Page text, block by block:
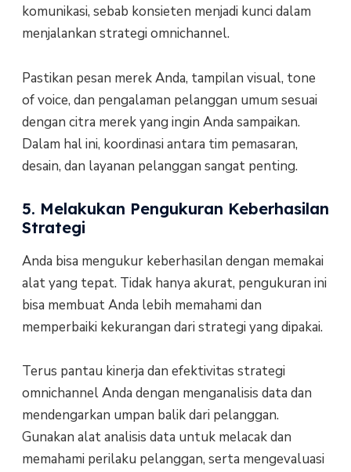
komunikasi, sebab konsieten menjadi kunci dalam
menjalankan strategi omnichannel.
Pastikan pesan merek Anda, tampilan visual, tone
of voice, dan pengalaman pelanggan umum sesuai
dengan citra merek yang ingin Anda sampaikan.
Dalam hal ini, koordinasi antara tim pemasaran,
desain, dan layanan pelanggan sangat penting.
5. Melakukan Pengukuran Keberhasilan
Strategi
Anda bisa mengukur keberhasilan dengan memakai
alat yang tepat. Tidak hanya akurat, pengukuran ini
bisa membuat Anda lebih memahami dan
memperbaiki kekurangan dari strategi yang dipakai.
Terus pantau kinerja dan efektivitas strategi
omnichannel Anda dengan menganalisis data dan
mendengarkan umpan balik dari pelanggan.
Gunakan alat analisis data untuk melacak dan
memahami perilaku pelanggan, serta mengevaluasi